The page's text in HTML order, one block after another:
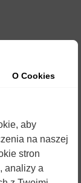
dla osób
na nie
Kasety
drutem które
O Cookies
aby
na naszej
stron
analizy a